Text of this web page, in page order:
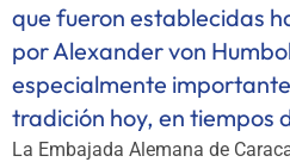
que fueron establecidas
por Alexander von
especialmente
tradición hoy, en tiempos
La Embajada Alemana de